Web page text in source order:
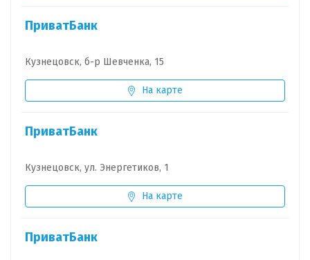
ПриватБанк
Кузнецовск, б-р Шевченка, 15
На карте
ПриватБанк
Кузнецовск, ул. Энергетиков, 1
На карте
ПриватБанк